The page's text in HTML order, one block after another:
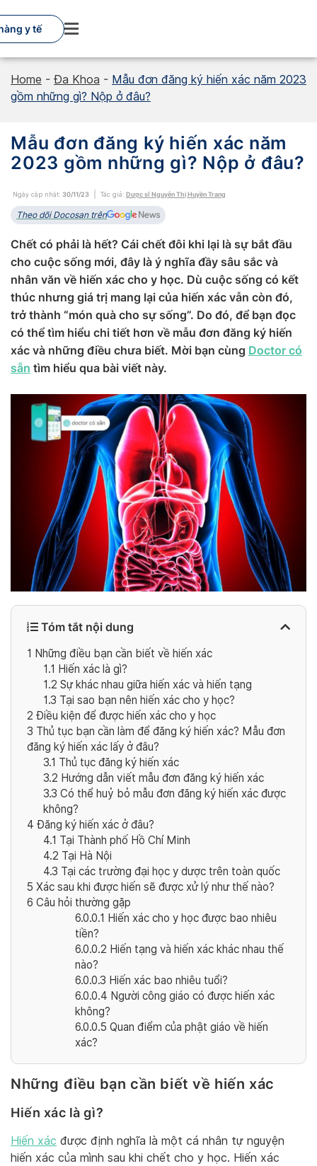
to
content
y tế
Home - Đa Khoa - Mẫu đơn đăng ký hiến xác năm 2023
gồm những gì? Nộp ở đâu?
Mẫu đơn đăng ký hiến xác năm
2023 gồm những gì? Nộp ở đâu?
Ngày cập nhật: 30/11/23 Tác giả: Dược sĩ Nguyễn Thị Huyền Trang
Theo dõi Docosan trên
Chết có phải là hết? Cái chết đôi khi lại là sự bắt đầu
cho cuộc sống mới, đây là ý nghĩa đầy sâu sắc và
nhân văn về hiến xác cho y học. Dù cuộc sống có kết
thúc nhưng giá trị mang lại của hiến xác vẫn còn đó,
trở thành “món quà cho sự sống”. Do đó, để bạn đọc
có thể tìm hiểu chi tiết hơn về mẫu đơn đăng ký hiến
xác và những điều chưa biết. Mời bạn cùng Doctor có
sẵn tìm hiểu qua bài viết này.
Tóm tắt nội dung
1 Những điều bạn cần biết về hiến xác
1.1 Hiến xác là gì?
1.2 Sự khác nhau giữa hiến xác và hiến tạng
1.3 Tại sao bạn nên hiến xác cho y học?
2 Điều kiện để được hiến xác cho y học
3 Thủ tục bạn cần làm để đăng ký hiến xác? Mẫu đơn
đăng ký hiến xác lấy ở đâu?
3.1 Thủ tục đăng ký hiến xác
3.2 Hướng dẫn viết mẫu đơn đăng ký hiến xác
3.3 Có thể huỷ bỏ mẫu đơn đăng ký hiến xác được
không?
4 Đăng ký hiến xác ở đâu?
4.1 Tại Thành phố Hồ Chí Minh
4.2 Tại Hà Nội
4.3 Tại các trường đại học y dược trên toàn quốc
5 Xác sau khi được hiến sẽ được xử lý như thế nào?
6 Câu hỏi thường gặp
6.0.0.1 Hiến xác cho y học được bao nhiêu
tiền?
6.0.0.2 Hiến tạng và hiến xác khác nhau thế
nào?
6.0.0.3 Hiến xác bao nhiêu tuổi?
6.0.0.4 Người công giáo có được hiến xác
không?
6.0.0.5 Quan điểm của phật giáo về hiến
xác?
Những điều bạn cần biết về hiến xác
Hiến xác là gì?
Hiến xác được định nghĩa là một cá nhân tự nguyện
hiến xác của mình sau khi chết cho y học. Hiến xác